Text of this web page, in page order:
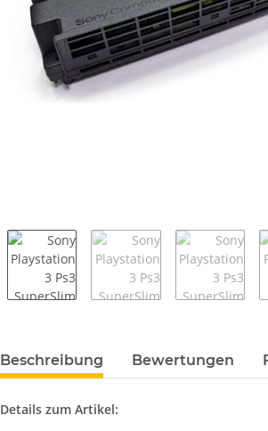
weitere Registerkarten anzeigen
Beschreibung Bewertungen
Details zum Artikel: